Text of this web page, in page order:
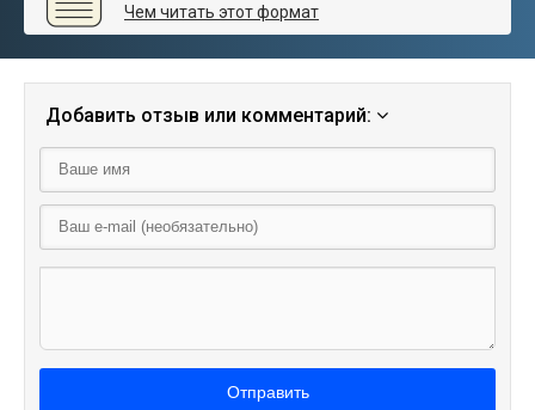
Чем читать этот формат
Добавить отзыв или комментарий:
Отправить